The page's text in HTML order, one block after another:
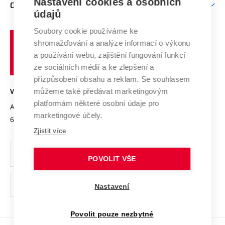
E-přihláška
Doktorské studium
Podpora podnikání
Systém zajišťování kvality výzkumu
Výzkumné infrastruktury
Transfer znalostí
Open Science
Projekty
Projekty ze strukturálních fondů
Specifický výzkum
Zahraniční spolupráce
Spolupráce se školami
Služby univerzity
Mezinárodní dohody
Univerzitní sítě
O UNIVERZITĚ
Profil univerzity
Udržitelná univerzita
Podnikavá univerzita / ContriBUTe
Bezpečná univerzita
Vyznamenání
Organizační struktura
Ochrana osobních údajů
odkaz)
učení
technické
VYSOKÉ UČENÍ TECHNICKÉ V BRNĚ
Antonínská 548/1
602 00 Brno
www.vut.cz
vut@vutbr.cz
údajů
Soubory cookie používáme ke
shromažďování a analýze informací o výkonu
a používání webu, zajištění fungování funkcí
ze sociálních médií a ke zlepšení a
přizpůsobení obsahu a reklam. Se souhlasem
můžeme také předávat marketingovým
platformám některé osobní údaje pro
marketingové účely.
Zjistit více
POVOLIT VŠE
Nastavení
Povolit pouze nezbytné